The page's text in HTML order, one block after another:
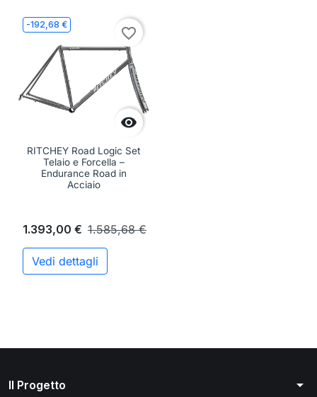
-192,68 €

favorite_border
RITCHEY Road Logic Set
Telaio e Forcella –
Endurance Road in
Acciaio
1.393,00 € 1.585,68 €
Vedi dettagli
Il Progetto arrow_drop_down